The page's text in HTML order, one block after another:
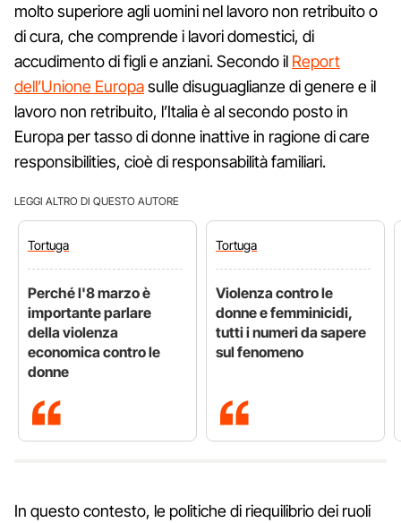
molto superiore agli uomini nel lavoro non retribuito o
di cura, che comprende i lavori domestici, di
accudimento di figli e anziani. Secondo il Report
dell’Unione Europasulle disuguaglianze di genere e il
lavoro non retribuito, l’Italia è al secondo posto in
Europa per tasso di donne inattive in ragione di care
responsibilities, cioè di responsabilità familiari.
LEGGI ALTRO DI QUESTO AUTORE
Tortuga
Perché l'8 marzo è
importante parlare
della violenza
economica contro le
donne
Tortuga
Violenza contro le
donne e femminicidi,
tutti i numeri da sapere
sul fenomeno
In questo contesto, le politiche di riequilibrio dei ruoli